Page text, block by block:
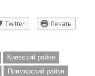
Twitter Печать
Киевский район
Приморский район